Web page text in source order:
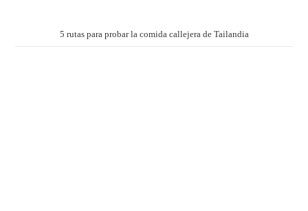
5 rutas para probar la comida callejera de Tailandia